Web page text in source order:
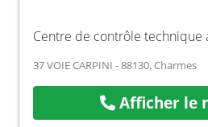
Centre de contrôle technique
37 VOIE CARPINI - 88130, Charmes
Afficher le